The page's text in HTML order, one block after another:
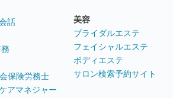
話
保険労務士
アマネジャー
美容
ブライダルエステ
フェイシャルエステ
ボディエステ
サロン検索予約サイト